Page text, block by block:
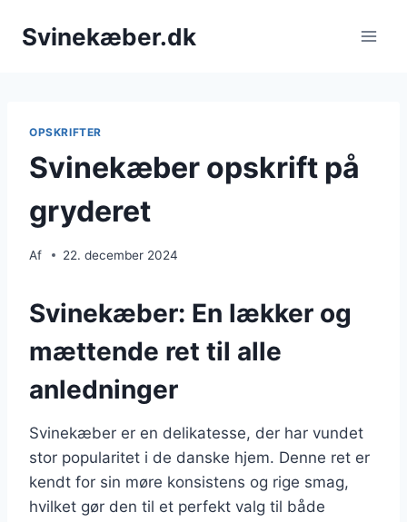
Svinekæber.dk
OPSKRIFTER
Svinekæber opskrift på
gryderet
Af 22. december 2024
Svinekæber: En lækker og
mættende ret til alle
anledninger
Svinekæber er en delikatesse, der har vundet
stor popularitet i de danske hjem. Denne ret er
kendt for sin møre konsistens og rige smag,
hvilket gør den til et perfekt valg til både